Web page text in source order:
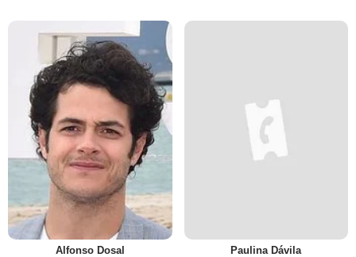
Alfonso Dosal Paulina Dávila